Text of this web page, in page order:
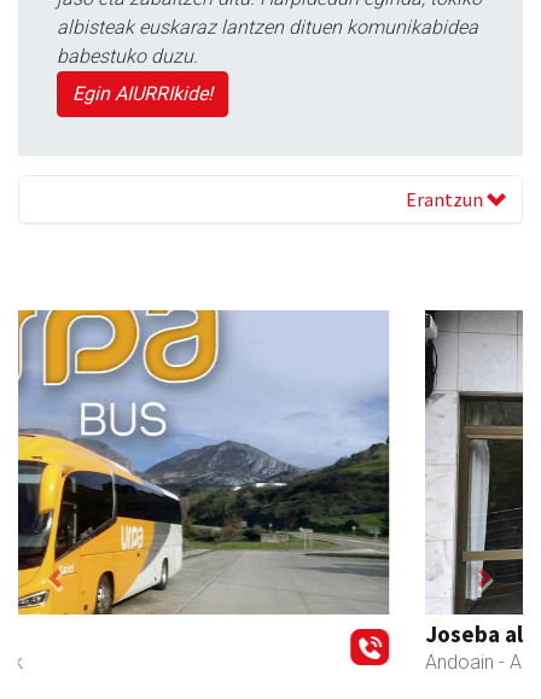
albisteak euskaraz lantzen dituen komunikabidea
babestuko duzu.
Egin AIURRIkide!
Erantzun
Andoain
Previous Next